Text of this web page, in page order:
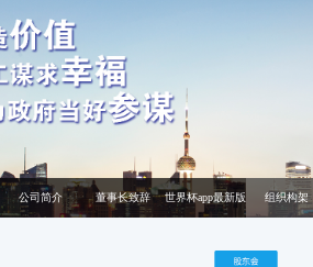
公司简介 董事长致辞 世界杯app最新版 组织构架